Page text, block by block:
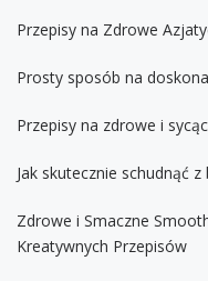
Przepisy na Zdrowe
Prosty sposób na
Przepisy na zdrowe i
Jak skutecznie schudnąć
Zdrowe i Smaczne
Kreatywnych Przepisów